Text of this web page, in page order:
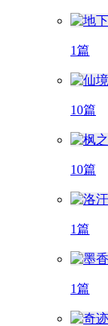
1篇
10篇
10篇
1篇
1篇